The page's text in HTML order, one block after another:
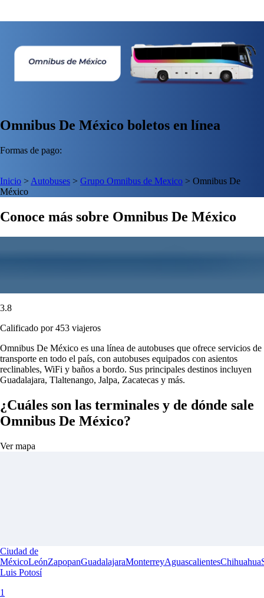
Omnibus De México boletos en línea
Formas de pago:
Inicio > Autobuses > Grupo Omnibus de Mexico > Omnibus De
México
Conoce más sobre Omnibus De México
3.8
Calificado por 453 viajeros
Omnibus De México es una línea de autobuses que ofrece servicios de
transporte en todo el país, con autobuses equipados con asientos
reclinables, WiFi y baños a bordo. Sus principales destinos incluyen
Guadalajara, Tlaltenango, Jalpa, Zacatecas y más.
¿Cuáles son las terminales y de dónde sale
Omnibus De México?
Ver mapa
Ciudad de
MéxicoLeónZapopanGuadalajaraMonterreyAguascalientesChihuahua
Luis Potosí
1